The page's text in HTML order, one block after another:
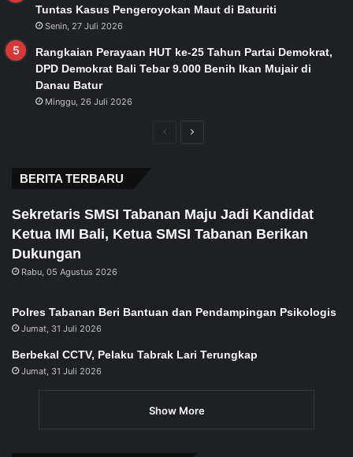
Tuntas Kasus Pengeroyokan Maut di Baturiti
Senin, 27 Juli 2026
Rangkaian Perayaan HUT ke-25 Tahun Partai Demokrat,
DPD Demokrat Bali Tebar 9.000 Benih Ikan Mujair di
Danau Batur
Minggu, 26 Juli 2026
PreviousNext
BERITA TERBARU
Sekretaris SMSI Tabanan Maju Jadi Kandidat
Ketua IMI Bali, Ketua SMSI Tabanan Berikan
Dukungan
Rabu, 05 Agustus 2026
Polres Tabanan Beri Bantuan dan Pendampingan Psikologis
Jumat, 31 Juli 2026
Berbekal CCTV, Pelaku Tabrak Lari Terungkap
Jumat, 31 Juli 2026
Show More